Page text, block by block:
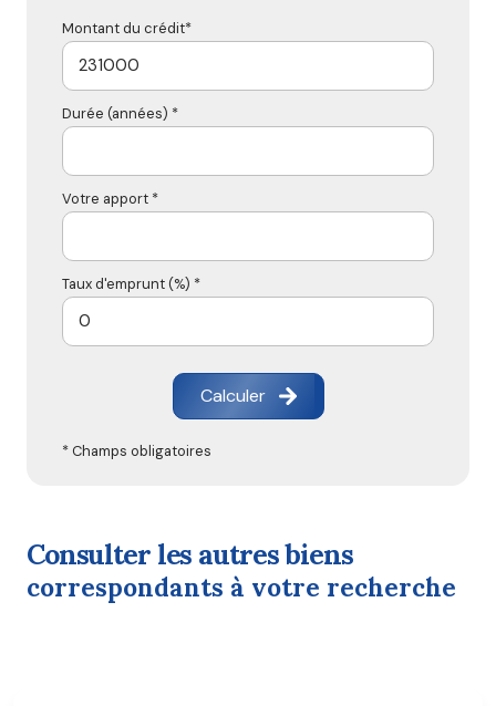
Montant du crédit*
Durée (années) *
Votre apport *
Taux d'emprunt (%) *
Calculer
* Champs obligatoires
consulter les autres biens
correspondants à votre recherche